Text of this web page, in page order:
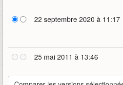
22 septembre 2020 à 11:17
25 mai 2011 à 13:46